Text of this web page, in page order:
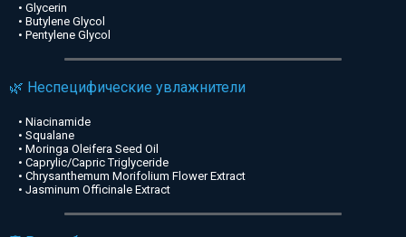
• Glycerin
• Butylene Glycol
• Pentylene Glycol
🌿 Неспецифические увлажнители
• Niacinamide
• Squalane
• Moringa Oleifera Seed Oil
• Caprylic/Capric Triglyceride
• Chrysanthemum Morifolium Flower Extract
• Jasminum Officinale Extract